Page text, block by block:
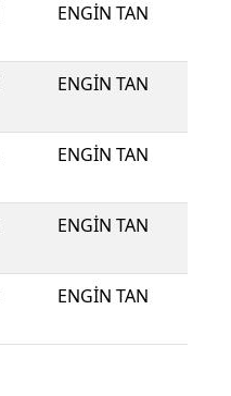
ENGİN TAN
ENGİN TAN
ENGİN TAN
ENGİN TAN
ENGİN TAN